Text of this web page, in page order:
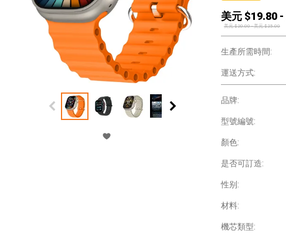
美元 $19.80 -
美元 $20.00-美元 $25.00
生產所需時間:
運送方式:
品牌:
型號編號:
顏色:
是否可訂造:
性别:
材料:
機芯類型: